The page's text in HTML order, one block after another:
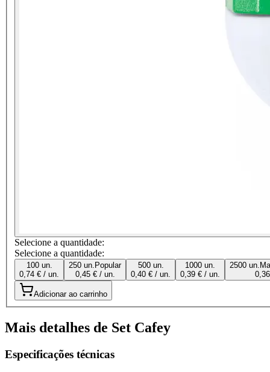
Selecione a quantidade:
Selecione a quantidade:
100 un.
0,74 € / un.
250 un. Popular
0,45 € / un.
500 un.
0,40 € / un.
1000 un.
0,39 € / un.
2500 un.
Adicionar ao carrinho
Mais detalhes de Set Cafey
Especificações técnicas